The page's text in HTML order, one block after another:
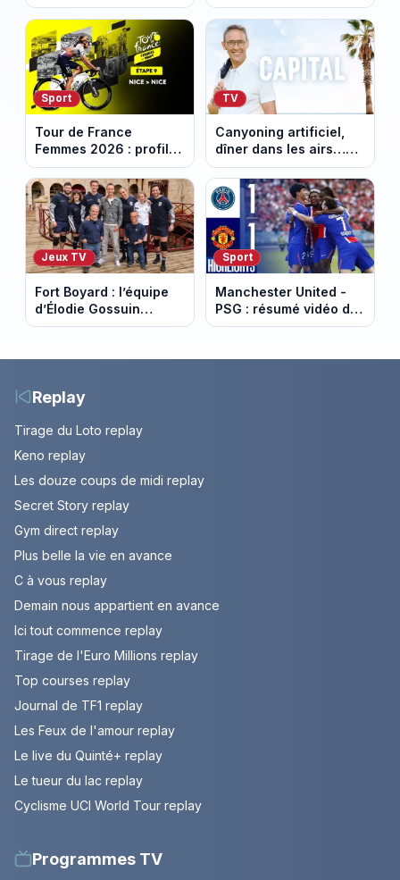
sœur Catherine Frot
annonce la triste
nouvelle
: notre sélection pour
votre soirée télé
Sport
Tour de France
Femmes 2026 : profil
et horaires de la
dernière étape à Nice
TV
Canyoning artificiel,
dîner dans les airs…
les loisirs les plus fous
passés au crible dans
Capital
Jeux TV
Fort Boyard : l’équipe
d’Élodie Gossuin
termine avec une belle
le Refuge
Sport
Manchester United -
PSG : résumé vidéo du
match amical du 8 août
Replay
Tirage du Loto replay
Keno replay
Les douze coups de midi replay
Secret Story replay
Gym direct replay
Plus belle la vie en avance
C à vous replay
Demain nous appartient en avance
Ici tout commence replay
Tirage de l'Euro Millions replay
Top courses replay
Journal de TF1 replay
Les Feux de l'amour replay
Le live du Quinté+ replay
Le tueur du lac replay
Cyclisme UCI World Tour replay
Programmes TV